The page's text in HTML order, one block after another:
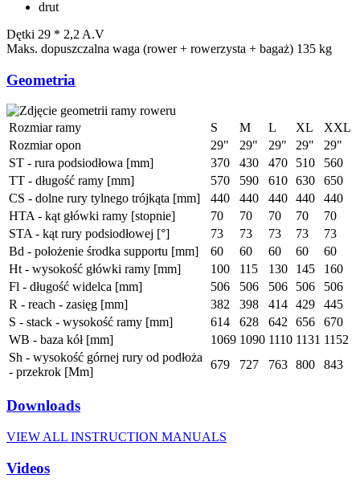
drut
Dętki 29 * 2,2 A.V
Maks. dopuszczalna waga (rower + rowerzysta + bagaż) 135 kg
Geometria
Rozmiar ramy S M L XL
XXL
Rozmiar opon
29" 29" 29" 29"
29"
ST - rura podsiodłowa [mm]
370 430 470 510
560
TT - długość ramy [mm]
570 590 610 630
650
CS - dolne rury tylnego trójkąta [mm]
440 440 440 440
440
HTA - kąt główki ramy [stopnie]
70 70 70 70
70
STA - kąt rury podsiodłowej [°]
73 73 73 73
73
Bd - położenie środka supportu [mm]
60 60 60 60
60
Ht - wysokość główki ramy [mm]
100 115 130 145
160
Fl - długość widelca [mm]
506 506 506 506
506
R - reach - zasięg [mm]
382 398 414 429
445
S - stack - wysokość ramy [mm]
614 628 642 656
670
WB - baza kół [mm]
1069 1090 1110 1131 1152
Sh - wysokość górnej rury od podłoża
- przekrok [Mm]
679 727 763 800 843
Downloads
VIEW ALL INSTRUCTION MANUALS
Videos